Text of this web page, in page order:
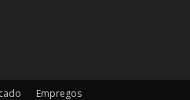
Empregos